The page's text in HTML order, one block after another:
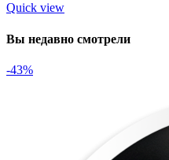
Quick view
Вы недавно смотрели
-43%